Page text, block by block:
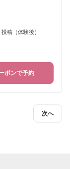
稿（体験後）
ポンで予約
次へ